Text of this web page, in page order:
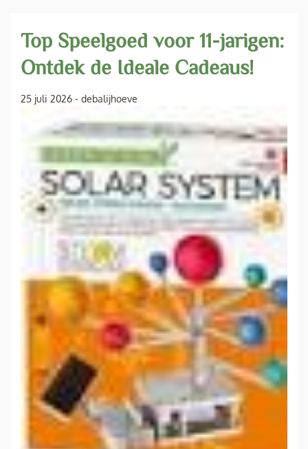
Top Speelgoed voor 11-jarigen:
Ontdek de Ideale Cadeaus!
25 juli 2026 - debalijhoeve